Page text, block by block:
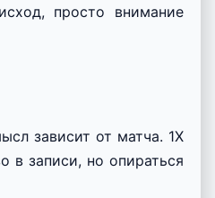
просто внимание
зависит от матча. 1X
в записи, но опираться